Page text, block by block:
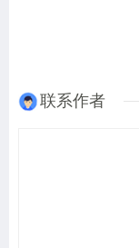
联系作者